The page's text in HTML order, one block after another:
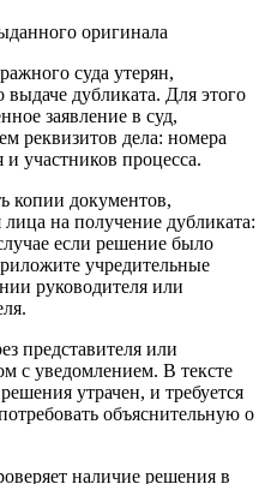
суда утерян,
дубликата. Для этого
заявление в суд,
реквизитов дела: номера
участников процесса.
копии документов,
на получение дубликата:
если решение было
учредительные
руководителя или
представителя или
с уведомлением. В тексте
утрачен, и требуется
объяснительную о
наличие решения в